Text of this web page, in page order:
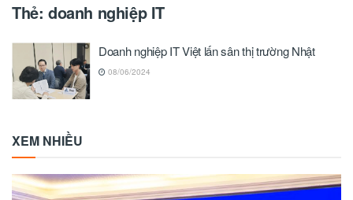
Thẻ: doanh nghiệp IT
Doanh nghiệp IT Việt lấn sân thị trường Nhật
08/06/2024
XEM NHIỀU